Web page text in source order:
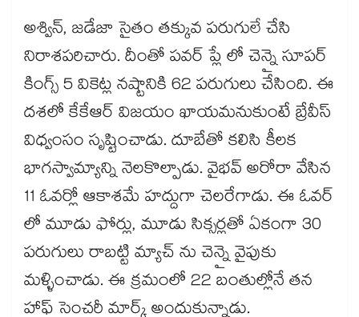
అశ్విన్, జడేజా సైతం తక్కువ పరుగులే చేసి
నిరాశపరిచారు. దీంతో పవర్ ప్లే లో చెన్నై సూపర్
కింగ్స్ 5 వికెట్ల నష్టానికి 62 పరుగులు చేసింది. ఈ
దశలో కేకేఆర్ విజయం ఖాయమనుకుంటే బ్రేవీస్
విధ్వంసం సృష్టించాడు. దూబేతో కలిసి కీలక
భాగస్వామ్యాన్ని నెలకొల్పాడు. వైభవ్ అరోరా వేసిన
11 ఓవర్లో ఆకాశమే హద్దుగా చెలరేగాడు. ఈ ఓవర్
లో మూడు ఫోర్లు, మూడు సిక్సర్లతో ఏకంగా 30
పరుగులు రాబట్టి మ్యాచ్ ను చెన్నై వైపుకు
మళ్ళించాడు. ఈ క్రమంలో 22 బంతుల్లోనే తన
హాఫ్ సెంచరీ మార్క్ అందుకున్నాడు.